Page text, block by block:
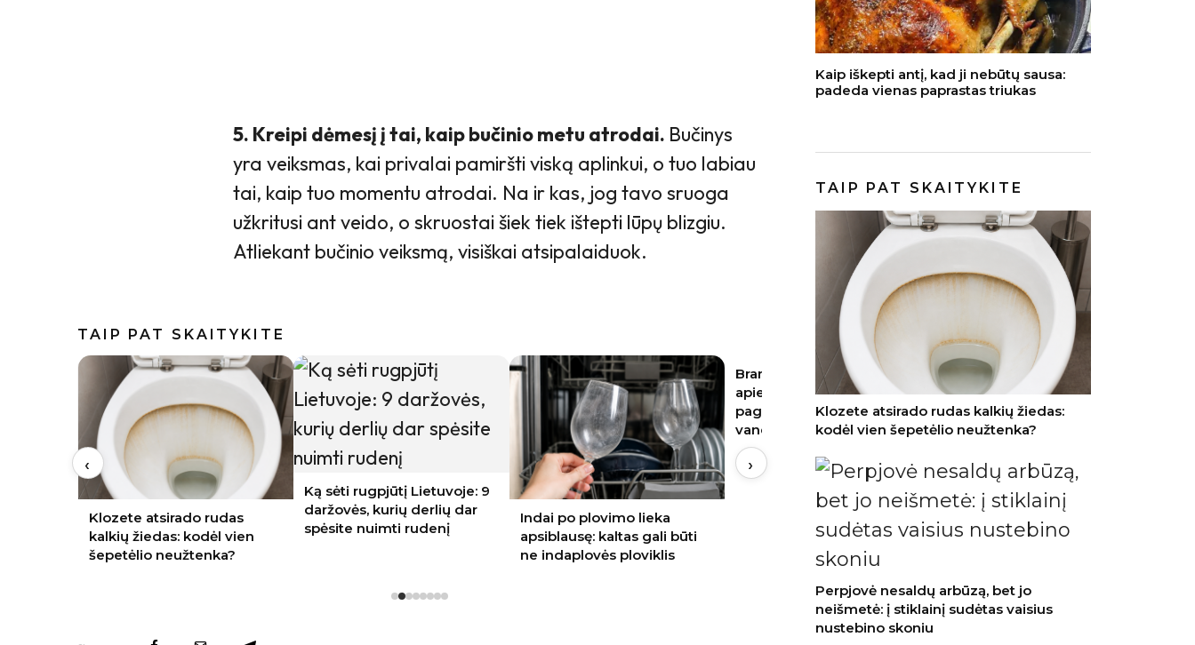
5. Kreipi dėmesį į tai, kaip bučinio metu atrodai. Bučinys
yra veiksmas, kai privalai pamiršti viską aplinkui, o tuo labiau
tai, kaip tuo momentu atrodai. Na ir kas, jog tavo sruoga
užkritusi ant veido, o skruostai šiek tiek ištepti lūpų blizgiu.
Atliekant bučinio veiksmą, visiškai atsipalaiduok.
TAIP PAT SKAITYKITE
Klozete atsirado rudas
kalkių žiedas: kodėl vien
šepetėlio neužtenka?
Ką sėti rugpjūtį Lietuvoje: 9
daržovės, kurių derlių dar
spėsite nuimti rudenį
Indai po plovimo lieka
apsiblausę: kaltas gali būti
ne indaplovės ploviklis
Brangi naujakurių klaida:
apie vandens filtrus
pagalvojama tik paleidus
vandenį
Kodėl iš chinkalių išbėga
sultys? Klaida dažniausiai
‹ ›
Kaip iškepti antį, kad ji nebūtų sausa:
padeda vienas paprastas triukas
TAIP PAT SKAITYKITE
Klozete atsirado rudas kalkių žiedas:
kodėl vien šepetėlio neužtenka?
Perpjovė nesaldų arbūzą, bet jo
neišmetė: į stiklainį sudėtas vaisius
nustebino skoniu